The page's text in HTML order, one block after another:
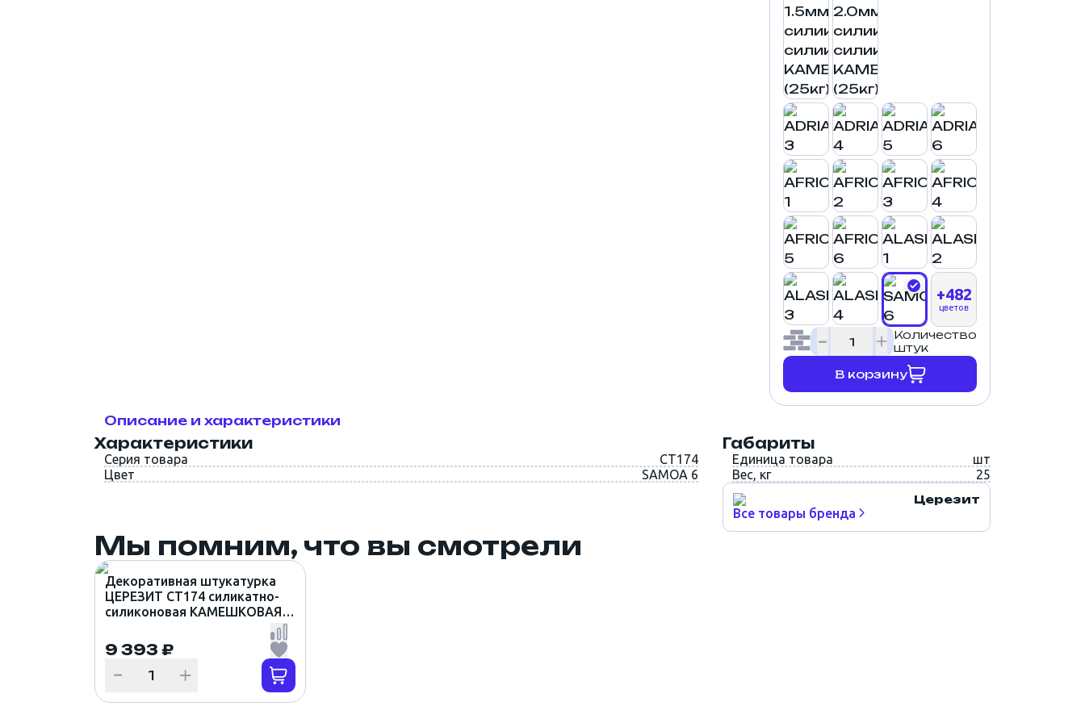
+482
цветов
Количество
штук
В корзину
Описание и характеристики
Характеристики
Серия товара
CT174
Цвет
SAMOA 6
Габариты
Единица товара
шт
Вес, кг
25
Церезит
Все товары бренда
Мы помним, что вы смотрели
Декоративная штукатурка
ЦЕРЕЗИТ CT174 силикатно-
силиконовая КАМЕШКОВАЯ
9 393 ₽